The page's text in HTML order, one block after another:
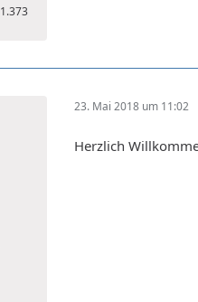
1.373
23. Mai 2018 um 11:02
Herzlich